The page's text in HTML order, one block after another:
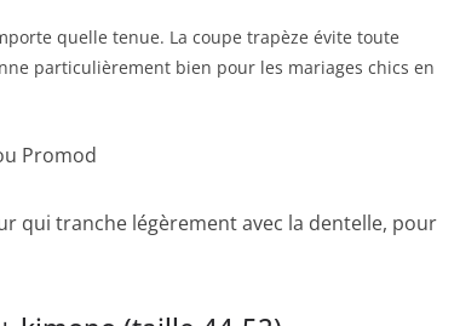
quelle tenue. La coupe trapèze évite toute
particulièrement bien pour les mariages chics en
Promod
qui tranche légèrement avec la dentelle, pour